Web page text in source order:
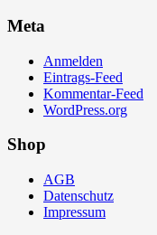
Meta
Anmelden
Eintrags-Feed
Kommentar-Feed
WordPress.org
Shop
AGB
Datenschutz
Impressum